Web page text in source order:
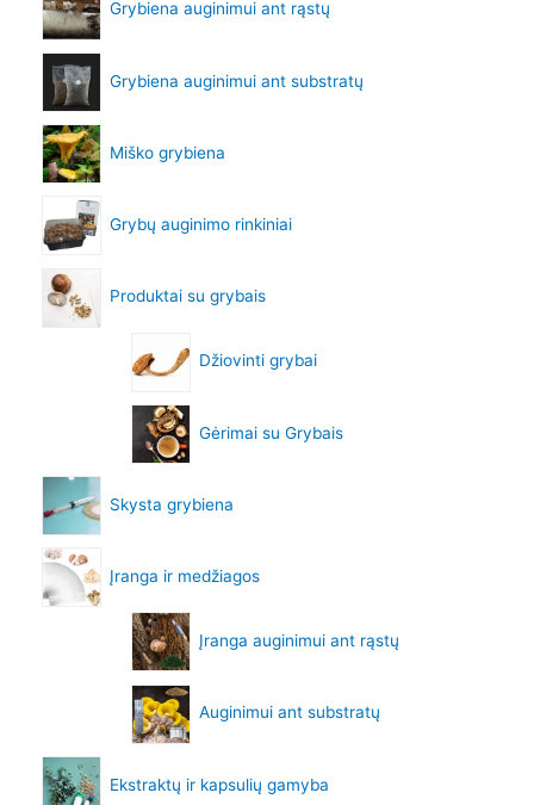
Grybiena auginimui ant rąstų
Grybiena auginimui ant substratų
Miško grybiena
Grybų auginimo rinkiniai
Produktai su grybais
Džiovinti grybai
Gėrimai su Grybais
Skysta grybiena
Įranga ir medžiagos
Įranga auginimui ant rąstų
Auginimui ant substratų
Ekstraktų ir kapsulių gamyba